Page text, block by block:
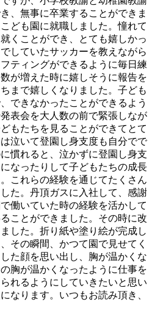
、無事に卒業することができま
ども園に就職しました。憧れて
くことができ、とても嬉しかっ
していたサッカーを教えながら
ティングができるように毎日練
が増えた時に嬉しそうに報告を
まで嬉しくなりました。子ども
できなかったことができるよう
表会を大人数の前で緊張しなが
もたちを見ることができてとて
泣いて登園し身支度も自分でで
慣れると、泣かずに登園し身支
なったりして子どもたちの成長
これらの経験を通じてたくさん
た。丹頂ガスに入社して、感謝
働いていた時の経験を活かして
ことができました。その時に改
した。折り紙や塗り絵が完成し
その瞬間、かつて園で見せてく
た顔を思い出し、胸が温かくな
胸が温かくなったように仕事を
れるようにしていきたいと思い
なります。いつもお読み頂き、